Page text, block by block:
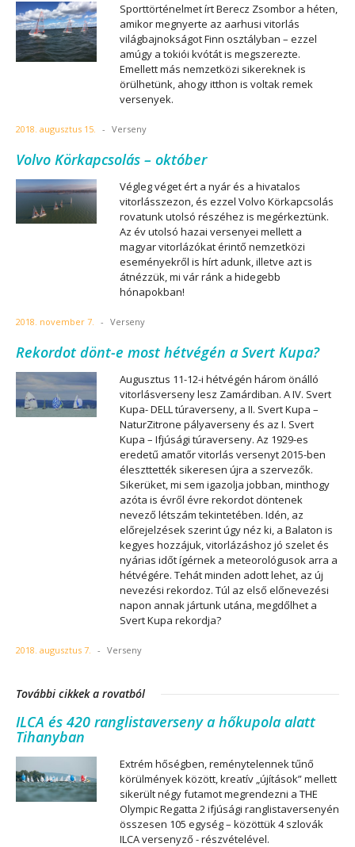
Sporttörténelmet írt Berecz Zsombor a héten,
amikor megnyerte az aarhusi vitorlás
világbajnokságot Finn osztályban – ezzel
amúgy a tokiói kvótát is megszerezte.
Emellett más nemzetközi sikereknek is
örülhetünk, ahogy itthon is voltak remek
versenyek.
2018. augusztus 15. - Verseny
Volvo Körkapcsolás – október
Végleg véget ért a nyár és a hivatalos
vitorlásszezon, és ezzel Volvo Körkapcsolás
rovatunk utolsó részéhez is megérkeztünk.
Az év utolsó hazai versenyei mellett a
magyar vitorlázókat érintő nemzetközi
eseményekről is hírt adunk, illetve azt is
átnézzük, mi vár ránk a hidegebb
hónapokban!
2018. november 7. - Verseny
Rekordot dönt-e most hétvégén a Svert Kupa?
Augusztus 11-12-i hétvégén három önálló
vitorlásverseny lesz Zamárdiban. A IV. Svert
Kupa- DELL túraverseny, a II. Svert Kupa –
NaturZitrone pályaverseny és az I. Svert
Kupa – Ifjúsági túraverseny. Az 1929-es
eredetű amatőr vitorlás versenyt 2015-ben
éleszttették sikeresen újra a szervezők.
Sikerüket, mi sem igazolja jobban, minthogy
azóta is évről évre rekordot döntenek
nevező létszám tekintetében. Idén, az
előrejelzések szerint úgy néz ki, a Balaton is
kegyes hozzájuk, vitorlázáshoz jó szelet és
nyárias időt ígérnek a meteorológusok arra a
hétvégére. Tehát minden adott lehet, az új
nevezési rekordoz. Túl az első előnevezési
napon annak jártunk utána, megdőlhet a
Svert Kupa rekordja?
2018. augusztus 7. - Verseny
További cikkek a rovatból
ILCA és 420 ranglistaverseny a hőkupola alatt
Tihanyban
Extrém hőségben, reménytelennek tűnő
körülmények között, kreatív „újítások” mellett
sikerült négy futamot megrendezni a THE
Olympic Regatta 2 ifjúsági ranglistaversenyén
összesen 105 egység – közöttük 4 szlovák
ILCA versenyző - részvételével.